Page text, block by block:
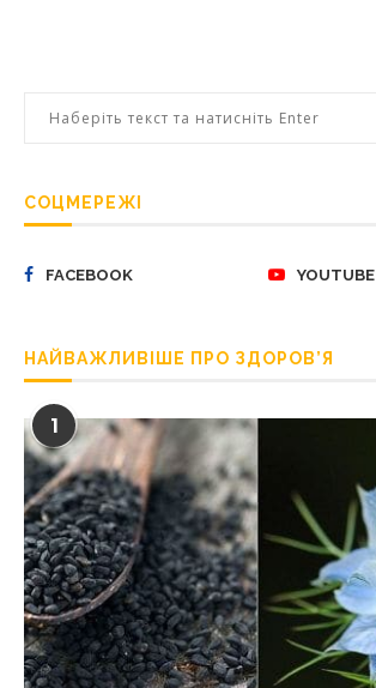
СОЦМЕРЕЖІ
FACEBOOK YOUTUBE
НАЙВАЖЛИВІШЕ ПРО ЗДОРОВ’Я
1